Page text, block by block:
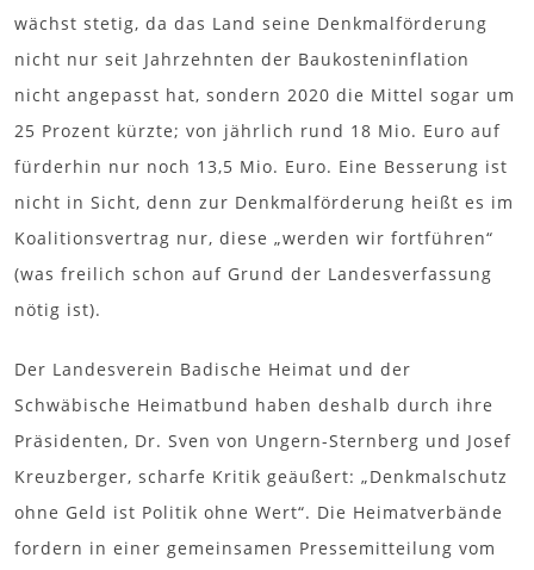
wächst stetig, da das Land seine Denkmalförderung
nicht nur seit Jahrzehnten der Baukosteninflation
nicht angepasst hat, sondern 2020 die Mittel sogar um
25 Prozent kürzte; von jährlich rund 18 Mio. Euro auf
fürderhin nur noch 13,5 Mio. Euro. Eine Besserung ist
nicht in Sicht, denn zur Denkmalförderung heißt es im
Koalitionsvertrag nur, diese „werden wir fortführen“
(was freilich schon auf Grund der Landesverfassung
nötig ist).
Der Landesverein Badische Heimat und der
Schwäbische Heimatbund haben deshalb durch ihre
Präsidenten, Dr. Sven von Ungern-Sternberg und Josef
Kreuzberger, scharfe Kritik geäußert: „Denkmalschutz
ohne Geld ist Politik ohne Wert“. Die Heimatverbände
fordern in einer gemeinsamen Pressemitteilung vom